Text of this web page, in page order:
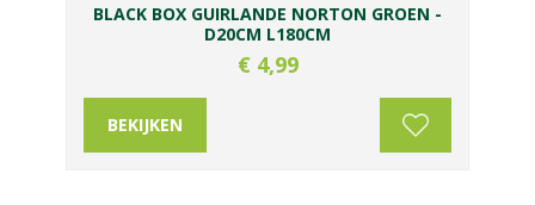
BLACK BOX GUIRLANDE NORTON GROEN -
D20CM L180CM
€ 4,99
BEKIJKEN